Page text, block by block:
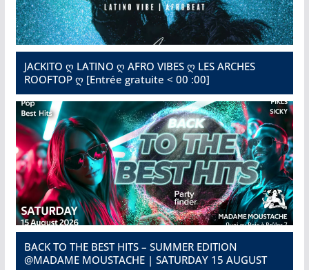
JACKITO ღ LATINO ღ AFRO VIBES ღ LES ARCHES
ROOFTOP ღ [Entrée gratuite < 00 :00]
BACK TO THE BEST HITS – SUMMER EDITION
@MADAME MOUSTACHE | SATURDAY 15 AUGUST